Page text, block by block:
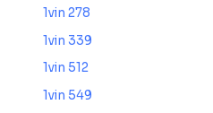
1vin 278
1vin 339
1vin 512
1vin 549